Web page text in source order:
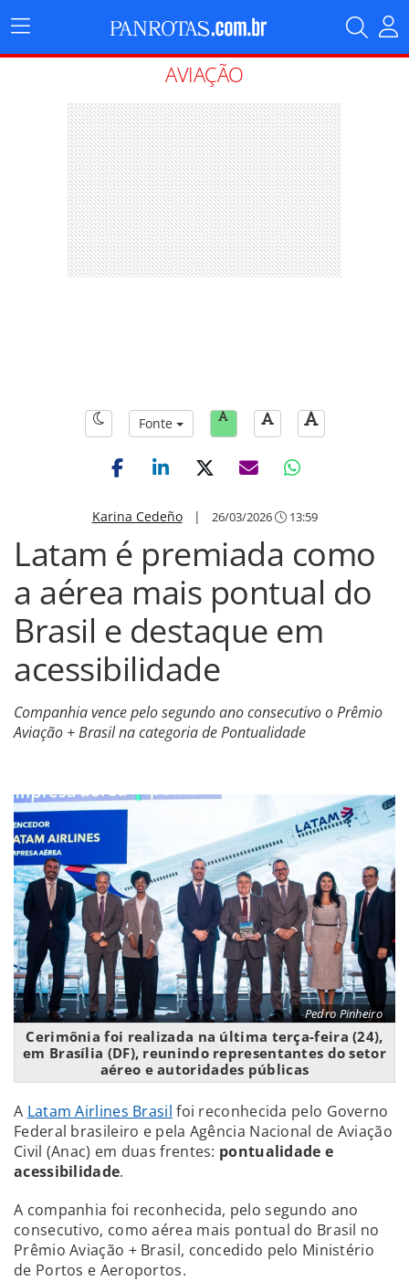
Menu
Principal
AVIAÇÃO
Fonte
Karina Cedeño| 26/03/2026 13:59
Latam é premiada como
a aérea mais pontual do
Brasil e destaque em
acessibilidade
Companhia vence pelo segundo ano consecutivo o Prêmio
Aviação + Brasil na categoria de Pontualidade
Pedro Pinheiro
Cerimônia foi realizada na última terça-feira (24),
em Brasília (DF), reunindo representantes do setor
aéreo e autoridades públicas
A Latam Airlines Brasil foi reconhecida pelo Governo
Federal brasileiro e pela Agência Nacional de Aviação
Civil (Anac) em duas frentes: pontualidade e
acessibilidade.
A companhia foi reconhecida, pelo segundo ano
consecutivo, como aérea mais pontual do Brasil no
Prêmio Aviação + Brasil, concedido pelo Ministério
de Portos e Aeroportos.